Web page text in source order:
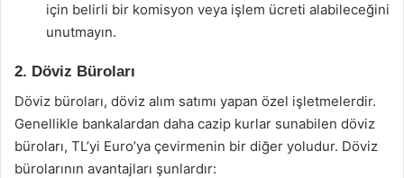
için belirli bir komisyon veya işlem ücreti alabileceğini
unutmayın.
2. Döviz Büroları
Döviz büroları, döviz alım satımı yapan özel işletmelerdir.
Genellikle bankalardan daha cazip kurlar sunabilen döviz
büroları, TL’yi Euro’ya çevirmenin bir diğer yoludur. Döviz
bürolarının avantajları şunlardır: